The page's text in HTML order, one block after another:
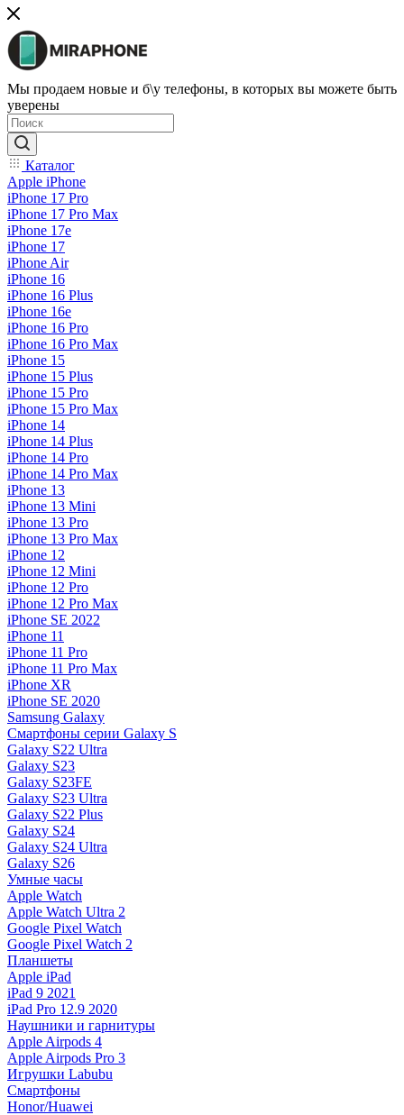
Мы продаем новые и б\у телефоны, в которых вы можете быть
уверены
Каталог
Apple iPhone
iPhone 17 Pro
iPhone 17 Pro Max
iPhone 17e
iPhone 17
iPhone Air
iPhone 16
iPhone 16 Plus
iPhone 16e
iPhone 16 Pro
iPhone 16 Pro Max
iPhone 15
iPhone 15 Plus
iPhone 15 Pro
iPhone 15 Pro Max
iPhone 14
iPhone 14 Plus
iPhone 14 Pro
iPhone 14 Pro Max
iPhone 13
iPhone 13 Mini
iPhone 13 Pro
iPhone 13 Pro Max
iPhone 12
iPhone 12 Mini
iPhone 12 Pro
iPhone 12 Pro Max
iPhone SE 2022
iPhone 11
iPhone 11 Pro
iPhone 11 Pro Max
iPhone XR
iPhone SE 2020
Samsung Galaxy
Смартфоны серии Galaxy S
Galaxy S22 Ultra
Galaxy S23
Galaxy S23FE
Galaxy S23 Ultra
Galaxy S22 Plus
Galaxy S24
Galaxy S24 Ultra
Galaxy S26
Умные часы
Apple Watch
Apple Watch Ultra 2
Google Pixel Watch
Google Pixel Watch 2
Планшеты
Apple iPad
iPad 9 2021
iPad Pro 12.9 2020
Наушники и гарнитуры
Apple Airpods 4
Apple Airpods Pro 3
Игрушки Labubu
Смартфоны
Honor/Huawei